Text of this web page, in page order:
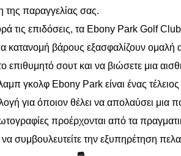
παραγγελίας σας.
τις επιδόσεις, τα Ebony Park Golf
κατανομή βάρους εξασφαλίζουν
επιθυμητό σουτ και να βιώσετε μια
γκολφ Ebony Park είναι ένας
για όποιον θέλει να απολαύσει μια
προέρχονται από τα
να συμβουλευτείτε την εξυπηρέτηση